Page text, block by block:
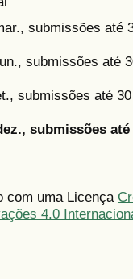
submissões até
submissões até
submissões até
submissões
com uma Licença
4.0